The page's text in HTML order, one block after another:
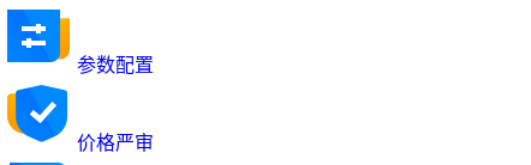
参数配置
价格严审